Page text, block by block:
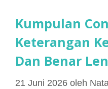
Kumpulan
Keterangan
Dan Benar
21 Juni 2026 oleh